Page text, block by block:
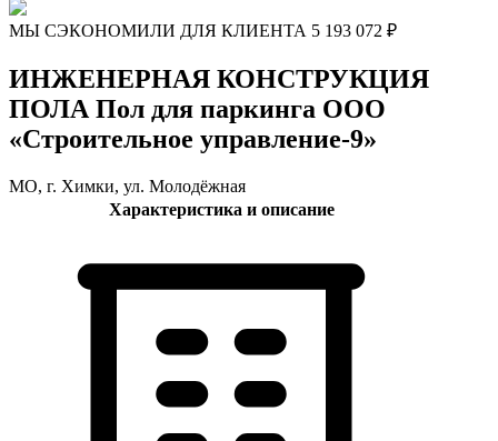
МЫ СЭКОНОМИЛИ ДЛЯ КЛИЕНТА 5 193 072 ₽
ИНЖЕНЕРНАЯ КОНСТРУКЦИЯ
ПОЛА Пол для паркинга ООО
«Строительное управление-9»
МО, г. Химки, ул. Молодёжная
Характеристика и описание